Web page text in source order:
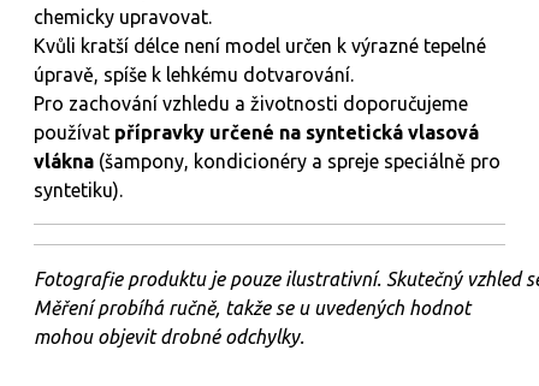
chemicky upravovat.
Kvůli kratší délce není model určen k výrazné tepelné
úpravě, spíše k lehkému dotvarování.
Pro zachování vzhledu a životnosti doporučujeme
používat přípravky určené na syntetická vlasová
vlákna (šampony, kondicionéry a spreje speciálně pro
syntetiku).
Fotografie produktu je pouze ilustrativní. Skutečný vzhled
Měření probíhá ručně, takže se u uvedených hodnot
mohou objevit drobné odchylky.